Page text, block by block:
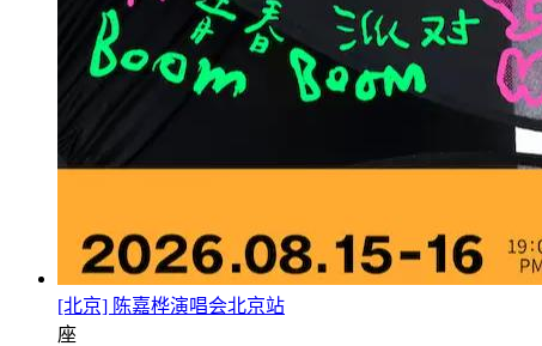
[北京] 陈嘉桦演唱会北京站
座